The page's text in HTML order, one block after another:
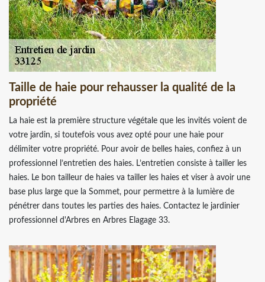
Taille de haie pour rehausser la qualité de la
propriété
La haie est la première structure végétale que les invités voient de
votre jardin, si toutefois vous avez opté pour une haie pour
délimiter votre propriété. Pour avoir de belles haies, confiez à un
professionnel l’entretien des haies. L’entretien consiste à tailler les
haies. Le bon tailleur de haies va tailler les haies et viser à avoir une
base plus large que la Sommet, pour permettre à la lumière de
pénétrer dans toutes les parties des haies. Contactez le jardinier
professionnel d'Arbres en Arbres Elagage 33.